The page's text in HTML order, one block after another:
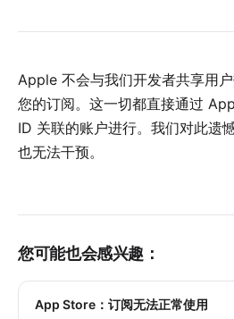
Apple 不会与我们开发者共享用
您的订阅。这一切都直接通过
ID 关联的账户进行。我们对此遗
也无法干预。
您可能也会感兴趣：
App Store：订阅无法正常使用